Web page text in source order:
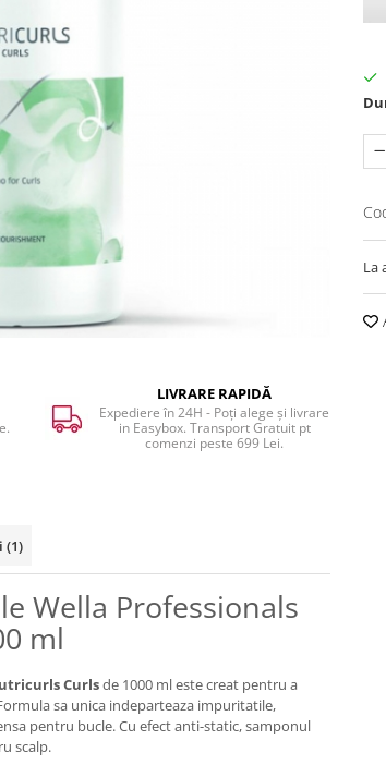
La
LIVRARE RAPIDĂ
Expediere în 24H - Poți alege și livrare
in Easybox. Transport Gratuit pt
comenzi peste 699 Lei.
(1)
Wella Professionals
ml
Curlsde 1000 ml este creat pentru a
sa unica indeparteaza impuritatile,
pentru bucle. Cu efect anti-static, samponul
scalp.